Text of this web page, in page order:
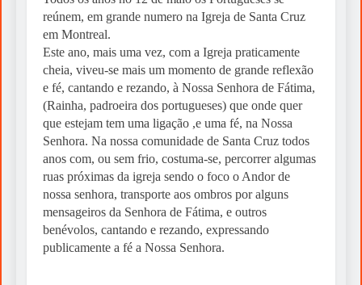
Quinas
E A PALESTINA? PARA QUANDO A
VISITA DE LEÃO XIV À PALESTINA?
6 Days Ago
Meditação por oração centrante
6 Days Ago
Heranças sem Fronteiras: Qual a Lei
Aplicável?
1 Week Ago
reúnem, em grande numero na Igreja de Santa Cruz
em Montreal.
Este ano, mais uma vez, com a Igreja praticamente
cheia, viveu-se mais um momento de grande reflexão
e fé, cantando e rezando, à Nossa Senhora de Fátima,
(Rainha, padroeira dos portugueses) que onde quer
que estejam tem uma ligação ,e uma fé, na Nossa
Senhora. Na nossa comunidade de Santa Cruz todos
anos com, ou sem frio, costuma-se, percorrer algumas
ruas próximas da igreja sendo o foco o Andor de
nossa senhora, transporte aos ombros por alguns
mensageiros da Senhora de Fátima, e outros
benévolos, cantando e rezando, expressando
publicamente a fé a Nossa Senhora.